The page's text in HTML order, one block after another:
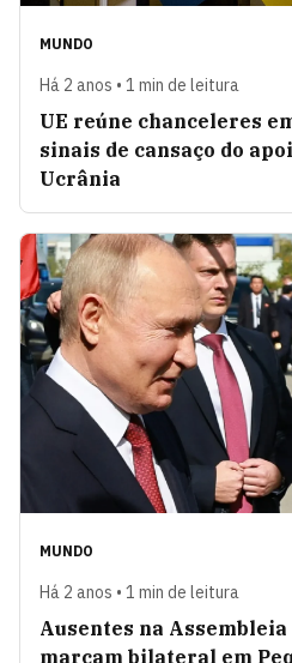
MUNDO
Há 2 anos • 1 min de leitura
UE reúne chanceleres
sinais de cansaço do
Ucrânia
MUNDO
Há 2 anos • 1 min de leitura
Ausentes na Assembleia
marcam bilateral em